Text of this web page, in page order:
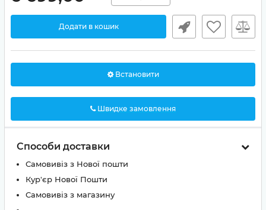
Додати в кошик
Встановити
Швидке замовлення
Способи доставки
Самовивіз з Нової пошти
Кур'єр Нової Пошти
Самовивіз з магазину